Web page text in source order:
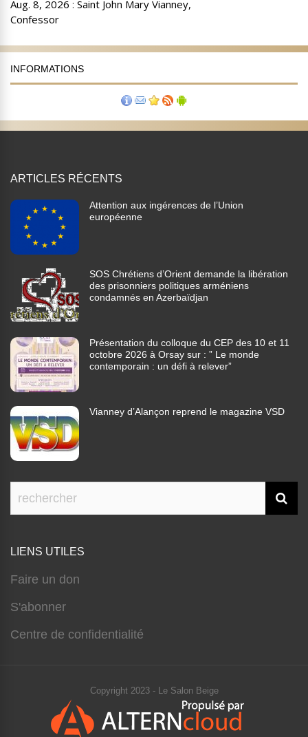
INFORMATIONS
ARTICLES RÉCENTS
Attention aux ingérences de l’Union
européenne
SOS Chrétiens d’Orient demande la libération
des prisonniers politiques arméniens
condamnés en Azerbaïdjan
Présentation du colloque du CEP des 10 et 11
octobre 2026 à Orsay sur : ” Le monde
contemporain : un défi à relever”
Vianney d’Alançon reprend le magazine VSD
LIENS UTILES
Faire un don
S'abonner
Centre de confidentialité
Copyright 2023 - Le Salon Beige